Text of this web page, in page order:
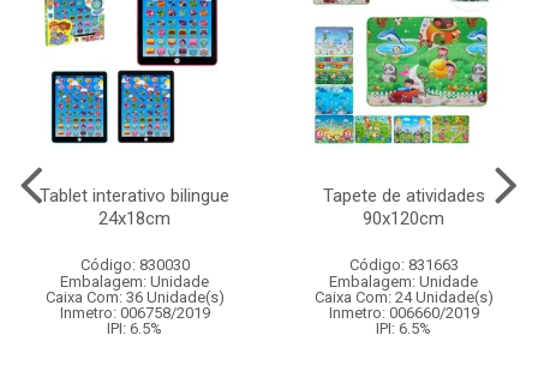
Tablet interativo bilingue
24x18cm
Código: 830030
Embalagem: Unidade
Caixa Com: 36 Unidade(s)
Inmetro: 006758/2019
IPI: 6.5%
Tapete de atividades
90x120cm
Código: 831663
Embalagem: Unidade
Caixa Com: 24 Unidade(s)
Inmetro: 006660/2019
IPI: 6.5%